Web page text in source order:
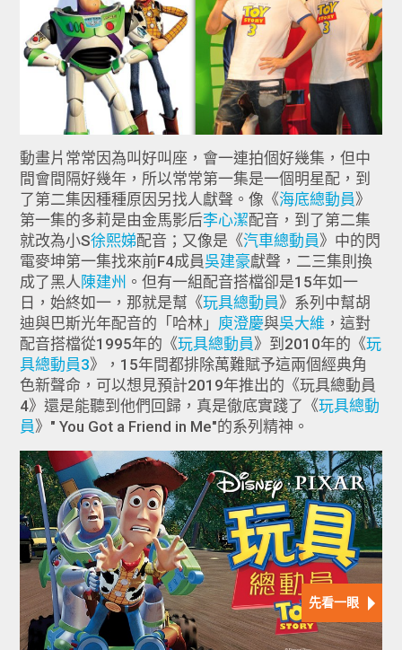
動畫片常常因為叫好叫座，會一連拍個好幾集，但中
間會間隔好幾年，所以常常第一集是一個明星配，到
了第二集因種種原因另找人獻聲。像《海底總動員》
第一集的多莉是由金馬影后李心潔配音，到了第二集
就改為小S徐熙娣配音；又像是《汽車總動員》中的閃
電麥坤第一集找來前F4成員吳建豪獻聲，二三集則換
成了黑人 陳建州 。但有一組配音搭檔卻是15年如一
日，始終如一，那就是幫《玩具總動員》系列中幫胡
迪與巴斯光年配音的「哈林」 庾澄慶與吳大維 ，這對
配音搭檔從1995年的《玩具總動員》到2010年的《玩
具總動員3》，15年間都排除萬難賦予這兩個經典角
色新聲命，可以想見預計2019年推出的《玩具總動員
4》還是能聽到他們回歸，真是徹底實踐了《玩具總動
員》" You Got a Friend in Me"的系列精神。